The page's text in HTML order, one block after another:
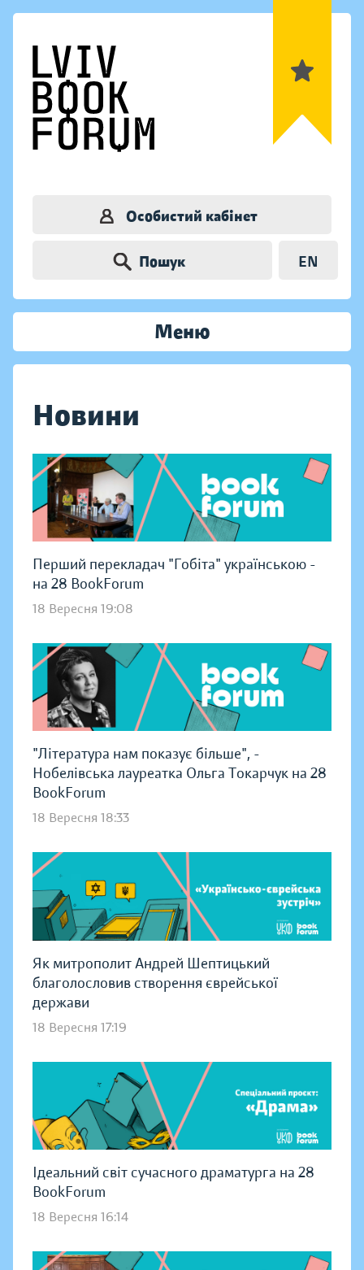
Особистий кабінет
Пошук EN
Меню
Новини
Перший перекладач "Гобіта" українською -
на 28 BookForum
18 Вересня 19:08
"Література нам показує більше", -
Нобелівська лауреатка Ольга Токарчук на 28
BookForum
18 Вересня 18:33
Як митрополит Андрей Шептицький
благолословив створення єврейської
держави
18 Вересня 17:19
Ідеальний світ сучасного драматурга на 28
BookForum
18 Вересня 16:14